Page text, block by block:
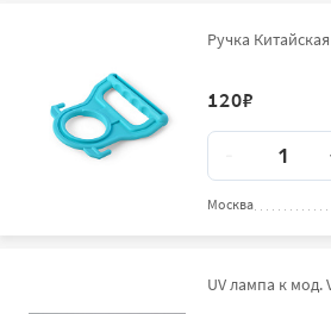
Ручка
120₽
Москва
UV лампа к мод.